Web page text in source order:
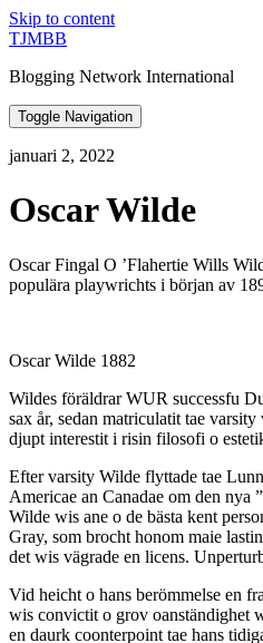
Skip to content
TJMBB
Blogging Network International
Toggle Navigation
januari 2, 2022
Oscar Wilde
Oscar Fingal O ’Flahertie Wills
populära playwrichts i början av
Oscar Wilde 1882
Wildes föräldrar WUR successfu
sax år, sedan matriculatit tae
djupt interestit i risin filosofi o
Efter varsity Wilde flyttade tae
Americae an Canadae om den
Wilde wis ane o de bästa kent
Gray, som brocht honom maie
det wis vägrade en licens.
Vid heicht o hans berömmelse en
wis convictit o grov oanständighet
en daurk coonterpoint tae hans